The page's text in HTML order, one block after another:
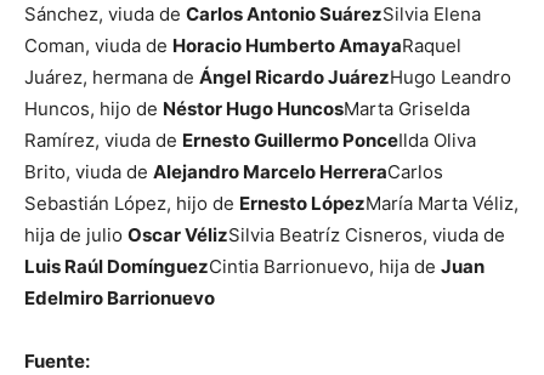
Sánchez, viuda de Carlos Antonio SuárezSilvia Elena
Coman, viuda de Horacio Humberto AmayaRaquel
Juárez, hermana de Ángel Ricardo JuárezHugo Leandro
Huncos, hijo de Néstor Hugo HuncosMarta Griselda
Ramírez, viuda de Ernesto Guillermo PonceIlda Oliva
Brito, viuda de Alejandro Marcelo HerreraCarlos
Sebastián López, hijo de Ernesto LópezMaría Marta Véliz,
hija de julio Oscar VélizSilvia Beatríz Cisneros, viuda de
Luis Raúl DomínguezCintia Barrionuevo, hija de Juan
Edelmiro Barrionuevo
Fuente: